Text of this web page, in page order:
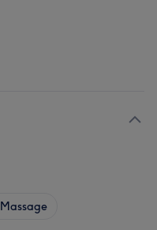
Massage